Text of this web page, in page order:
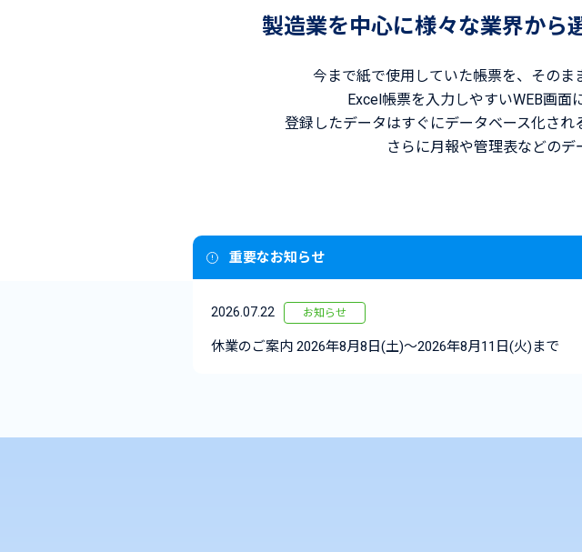
製造業を中心に様々な業界から
今まで紙で使用していた帳票を、そのま
Excel帳票を入力しやすいWEB画面
登録したデータはすぐにデータベース化され
さらに月報や管理表などのデ
重要なお知らせ
2026.07.22 お知らせ
休業のご案内 2026年8月8日(土)～2026年8月11日(火)まで